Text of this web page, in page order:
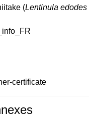
(Lentinula edodes